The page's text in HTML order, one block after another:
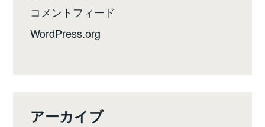
コメントフィード
WordPress.org
アーカイブ